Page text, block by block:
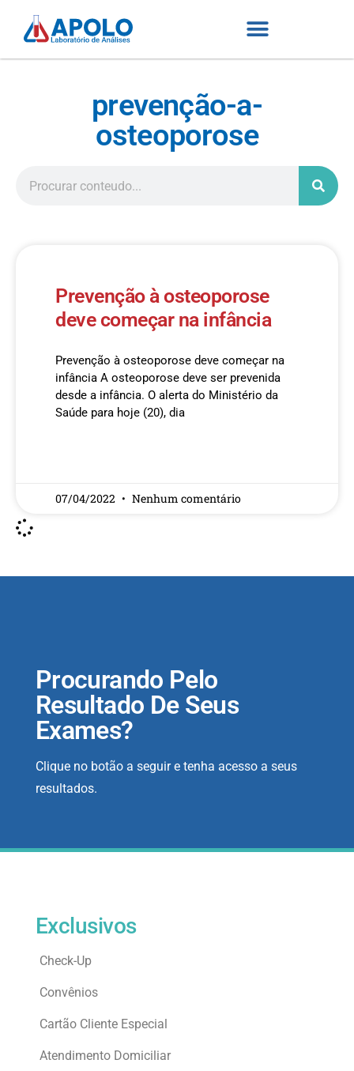
prevenção-a-
osteoporose
Prevenção à osteoporose
deve começar na infância
Prevenção à osteoporose deve começar na
infância A osteoporose deve ser prevenida
desde a infância. O alerta do Ministério da
Saúde para hoje (20), dia
07/04/2022 Nenhum comentário
Procurando Pelo
Resultado De Seus
Exames?
Clique no botão a seguir e tenha acesso a seus
resultados.
Exclusivos
Check-Up
Convênios
Cartão Cliente Especial
Atendimento Domiciliar